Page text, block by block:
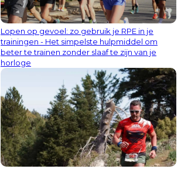
Lopen op gevoel: zo gebruik je RPE in je
trainingen - Het simpelste hulpmiddel om
beter te trainen zonder slaaf te zijn van je
horloge